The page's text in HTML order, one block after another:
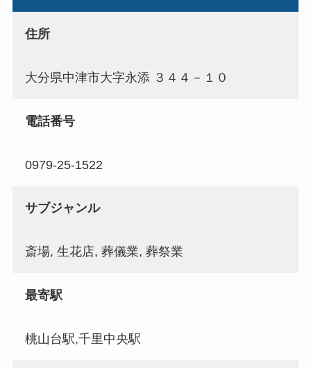
住所
大分県中津市大字永添 ３４４－１０
電話番号
0979-25-1522
サブジャンル
斎場, 生花店, 葬儀業, 葬祭業
最寄駅
桃山台駅,千里中央駅